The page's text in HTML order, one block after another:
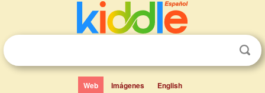
Web Imágenes English